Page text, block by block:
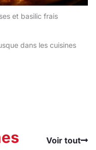
et basilic frais
dans les cuisines
Voir tout